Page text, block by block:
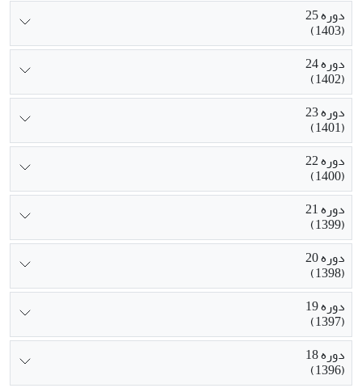
دوره 25
(1403)
دوره 24
(1402)
دوره 23
(1401)
دوره 22
(1400)
دوره 21
(1399)
دوره 20
(1398)
دوره 19
(1397)
دوره 18
(1396)